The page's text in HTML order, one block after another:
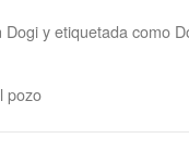
Dogiy etiquetada como
pozo